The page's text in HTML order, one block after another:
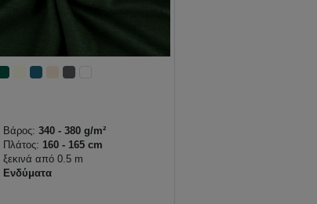
Βάρος: 340 - 380 g/m²
Πλάτος: 160 - 165 cm
ξεκινά από 0.5 m
Ενδύματα